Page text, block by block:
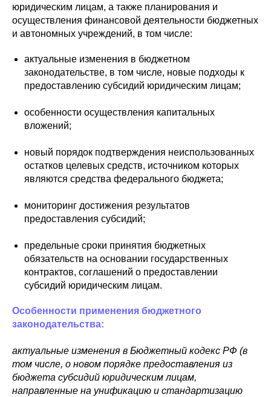
юридическим лицам, а также планирования и
осуществления финансовой деятельности бюджетных
и автономных учреждений, в том числе:
актуальные изменения в бюджетном
законодательстве, в том числе, новые подходы к
предоставлению субсидий юридическим лицам;
особенности осуществления капитальных
вложений;
новый порядок подтверждения неиспользованных
остатков целевых средств, источником которых
являются средства федерального бюджета;
мониторинг достижения результатов
предоставления субсидий;
предельные сроки принятия бюджетных
обязательств на основании государственных
контрактов, соглашений о предоставлении
субсидий юридическим лицам.
Особенности применения бюджетного
законодательства:
актуальные изменения в Бюджетный кодекс РФ (в
том числе, о новом порядке предоставления из
бюджета субсидий юридическим лицам,
направленные на унификацию и стандартизацию